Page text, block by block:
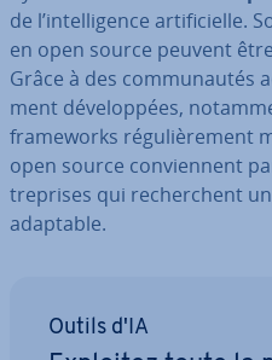
de l’in­tel­li­gence ar­ti­fi­cielle.
en open source peuvent
Grâce à des com­mu­nau­tés
ment dé­ve­lop­pées,
fra­me­works ré­gu­liè­re­ment
open source con­vien­nent
tre­prises qui re­cherchent
adaptable.
Outils d'IA